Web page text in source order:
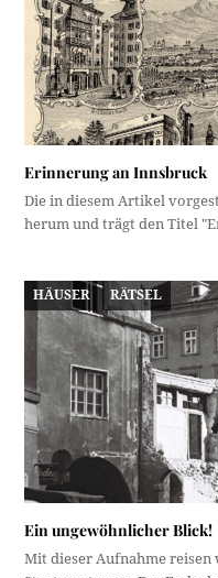
Erinnerung an Innsbruck
Die in diesem Artikel
herum und trägt den Titel
HÄUSER RÄTSEL
Ein ungewöhnlicher Blick!
Mit dieser Aufnahme reisen